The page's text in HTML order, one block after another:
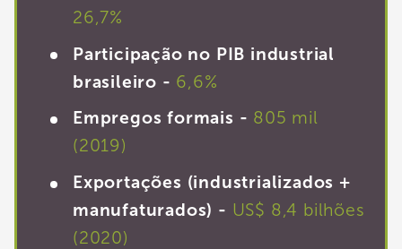
26,7%
Participação no PIB industrial
brasileiro - 6,6%
Empregos formais - 805 mil
(2019)
Exportações (industrializados +
manufaturados) - US$ 8,4 bilhões
(2020)